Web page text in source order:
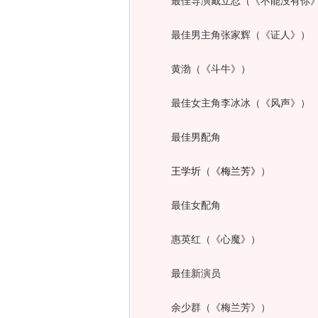
最佳男主角张家辉（《证人》）
黄渤（《斗牛》）
最佳女主角李冰冰（《风声》）
最佳男配角
王学圻（ 《梅兰芳》 ）
最佳女配角
惠英红（《心魔》）
最佳新演员
余少群（《梅兰芳》）